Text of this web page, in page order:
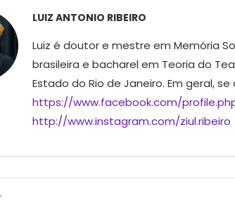
LUIZ ANTONIO RIBEIRO
Luiz é doutor e mestre em Memória
brasileira e bacharel em Teoria do
Estado do Rio de Janeiro. Em geral,
https://www.facebook.com/
http://www.instagram.com/ziul.ribeiro